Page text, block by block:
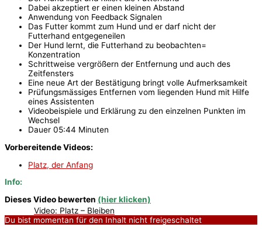
Dabei akzeptiert er einen kleinen Abstand
Anwendung von Feedback Signalen
Das Futter kommt zum Hund und er darf nicht der
Futterhand entgegeneilen
Der Hund lernt, die Futterhand zu beobachten=
Konzentration
Schrittweise vergrößern der Entfernung und auch des
Zeitfensters
Eine neue Art der Bestätigung bringt volle Aufmerksamkeit
Prüfungsmässiges Entfernen vom liegenden Hund mit Hilfe
eines Assistenten
Videobeispiele und Erklärung zu den einzelnen Punkten im
Wechsel
Dauer 05:44 Minuten
Vorbereitende Videos:
Platz, der Anfang
Info:
Dieses Video bewerten (hier klicken)
Video: Platz – Bleiben
Du bist momentan für den Inhalt nicht freigeschaltet